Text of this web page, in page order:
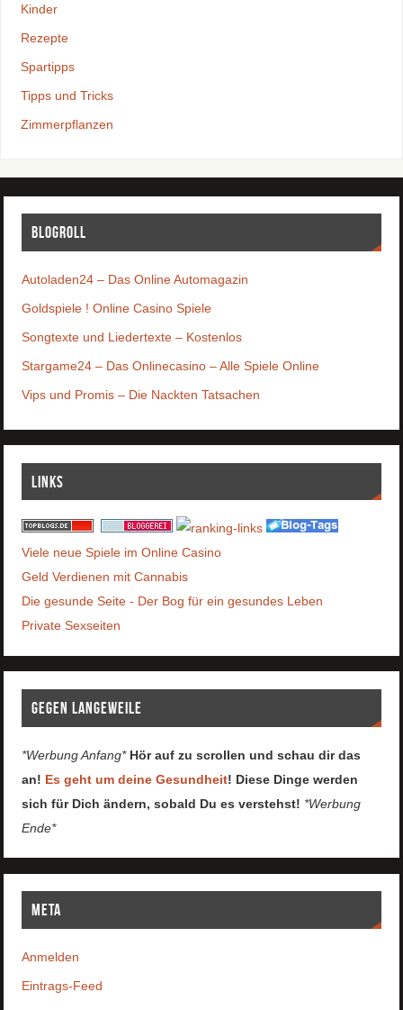
Kinder
Rezepte
Spartipps
Tipps und Tricks
Zimmerpflanzen
Blogroll
Autoladen24 – Das Online Automagazin
Goldspiele ! Online Casino Spiele
Songtexte und Liedertexte – Kostenlos
Stargame24 – Das Onlinecasino – Alle Spiele Online
Vips und Promis – Die Nackten Tatsachen
Links
Viele neue Spiele im Online Casino
Geld Verdienen mit Cannabis
Die gesunde Seite - Der Bog für ein gesundes Leben
Private Sexseiten
Gegen Langeweile
*Werbung Anfang* Hör auf zu scrollen und schau dir das
an! Es geht um deine Gesundheit! Diese Dinge werden
sich für Dich ändern, sobald Du es verstehst! *Werbung
Ende*
Meta
Anmelden
Eintrags-Feed